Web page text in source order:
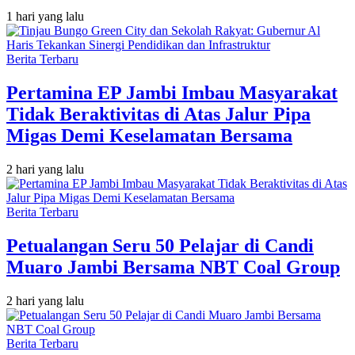
1 hari yang lalu
Berita Terbaru
Pertamina EP Jambi Imbau Masyarakat
Tidak Beraktivitas di Atas Jalur Pipa
Migas Demi Keselamatan Bersama
2 hari yang lalu
Berita Terbaru
Petualangan Seru 50 Pelajar di Candi
Muaro Jambi Bersama NBT Coal Group
2 hari yang lalu
Berita Terbaru